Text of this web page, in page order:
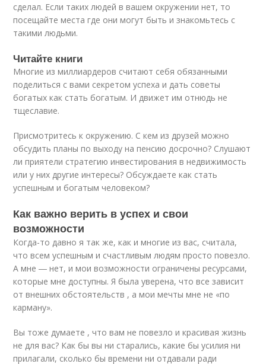
сделал. Если таких людей в вашем окружении нет, то
посещайте места где они могут быть и знакомьтесь с
такими людьми.
Читайте книги
Многие из миллиардеров считают себя обязанными
поделиться с вами секретом успеха и дать советы
богатых как стать богатым. И движет им отнюдь не
тщеславие.
Присмотритесь к окружению. С кем из друзей можно
обсудить планы по выходу на пенсию досрочно? Слушают
ли приятели стратегию инвестирования в недвижимость
или у них другие интересы? Обсуждаете как стать
успешным и богатым человеком?
Как важно верить в успех и свои
возможности
Когда-то давно я так же, как и многие из вас, считала,
что всем успешным и счастливым людям просто повезло.
А мне ― нет, и мои возможности ограничены ресурсами,
которые мне доступны. Я была уверена, что все зависит
от внешних обстоятельств , а мои мечты мне не «по
карману».
Вы тоже думаете , что вам не повезло и красивая жизнь
не для вас? Как бы вы ни старались, какие бы усилия ни
прилагали, сколько бы времени ни отдавали ради